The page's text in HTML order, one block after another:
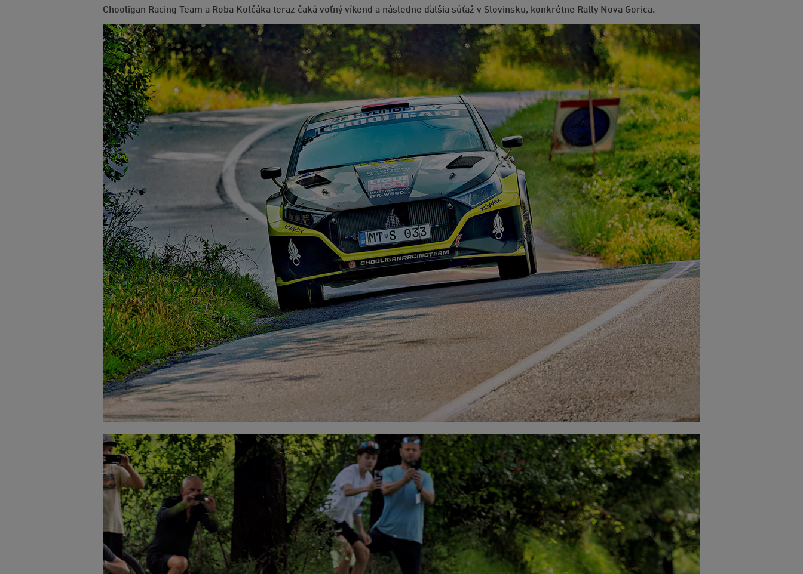
Chooligan Racing Team a Roba Kolčáka teraz čaká voľný víkend a následne ďalšia súťaž v Slovinsku, konkrétne Rally Nova Gorica.